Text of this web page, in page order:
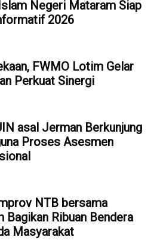
Negeri Mataram Siap
2026
FWMO Lotim Gelar
Perkuat Sinergi
asal Jerman Berkunjung
Proses Asesmen
NTB bersama
Bagikan Ribuan Bendera
Masyarakat